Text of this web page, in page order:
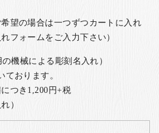
希望の場合は一つずつカートに入れ
フォームをご入力下さい）
機械による彫刻名入れ）
ております。
つき1,200円+税
）